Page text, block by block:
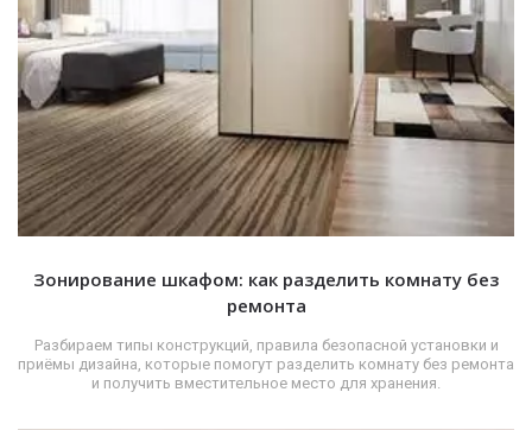
Зонирование шкафом: как разделить комнату без
ремонта
Разбираем типы конструкций, правила безопасной установки и
приёмы дизайна, которые помогут разделить комнату без ремонта
и получить вместительное место для хранения.